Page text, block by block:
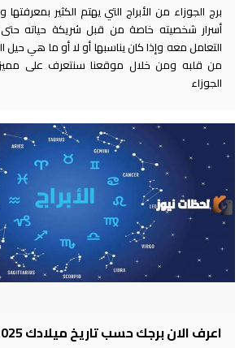
برج الجوزاء من الأبراج التي يهتم الكثير
أسرار شخصيته خاصة من قبل شريكة حياته
التعامل معه وإذا كان يناسبها أو لا أو ما هي
من قلبه ومن خلال موقعنا سنتعرف على
الجوزاء
اعرف الان برجك حسب تاريخ ميلادك 2025